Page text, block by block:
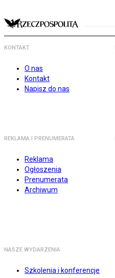
KONTAKT
O nas
Kontakt
Napisz do nas
REKLAMA I PRENUMERATA
Reklama
Ogłoszenia
Prenumerata
Archiwum
NASZE WYDARZENIA
Szkolenia i konferencje